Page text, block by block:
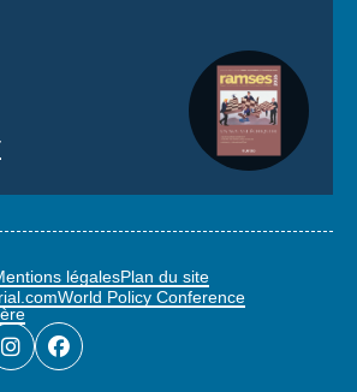
légalesPlan du site
World Policy Conference